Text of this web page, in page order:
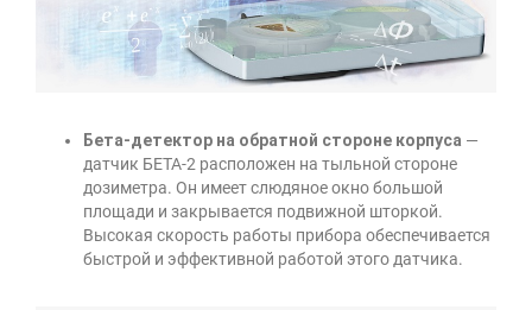
Бета-детектор на обратной стороне корпуса —
датчик БЕТА-2 расположен на тыльной стороне
дозиметра. Он имеет слюдяное окно большой
площади и закрывается подвижной шторкой.
Высокая скорость работы прибора обеспечивается
быстрой и эффективной работой этого датчика.